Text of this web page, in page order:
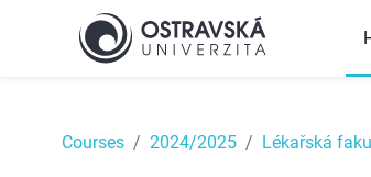
Skip to main content
Courses 2024/2025 Lékařská